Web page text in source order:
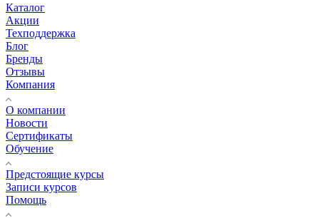
Каталог
Акции
Техподдержка
Блог
Бренды
Отзывы
Компания
О компании
Новости
Сертификаты
Обучение
Предстоящие курсы
Записи курсов
Помощь